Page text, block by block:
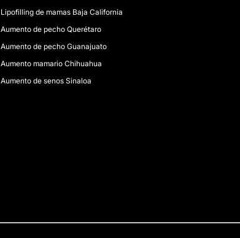
Lipofilling de mamas Baja California
Aumento de pecho Querétaro
Aumento de pecho Guanajuato
Aumento mamario Chihuahua
Aumento de senos Sinaloa